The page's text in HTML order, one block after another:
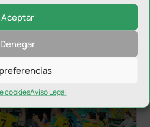
Aceptar
Denegar
cookiesAviso Legal